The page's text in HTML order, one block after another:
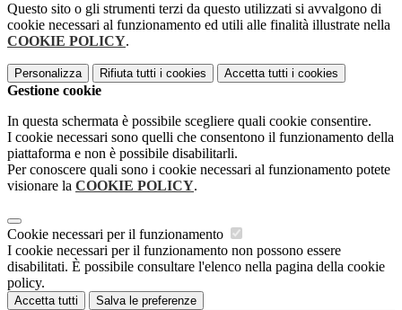
Questo sito o gli strumenti terzi da questo utilizzati si avvalgono di
cookie necessari al funzionamento ed utili alle finalità illustrate nella
COOKIE POLICY.
Personalizza Rifiuta tutti i cookies Accetta tutti i cookies
Gestione cookie
In questa schermata è possibile scegliere quali cookie consentire.
I cookie necessari sono quelli che consentono il funzionamento della
piattaforma e non è possibile disabilitarli.
Per conoscere quali sono i cookie necessari al funzionamento potete
visionare la COOKIE POLICY.
Cookie necessari per il funzionamento
I cookie necessari per il funzionamento non possono essere
disabilitati. È possibile consultare l'elenco nella pagina della cookie
policy.
Accetta tutti Salva le preferenze